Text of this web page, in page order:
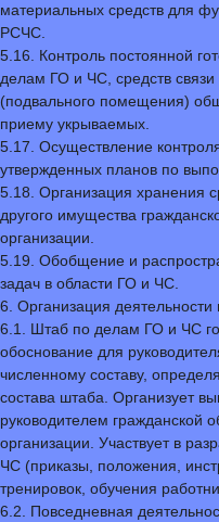
материальных средств для
РСЧС.
5.16. Контроль постоянной
делам ГО и ЧС, средств
(подвального помещения)
приему укрываемых.
5.17. Осуществление
утвержденных планов по
5.18. Организация хранения
другого имущества
организации.
5.19. Обобщение и
задач в области ГО и ЧС.
6. Организация
6.1. Штаб по делам ГО и ЧС
обоснование для
численному составу,
состава штаба. Организует
руководителем гражданской
организации. Участвует в
ЧС (приказы, положения,
тренировок, обучения
6.2. Повседневная